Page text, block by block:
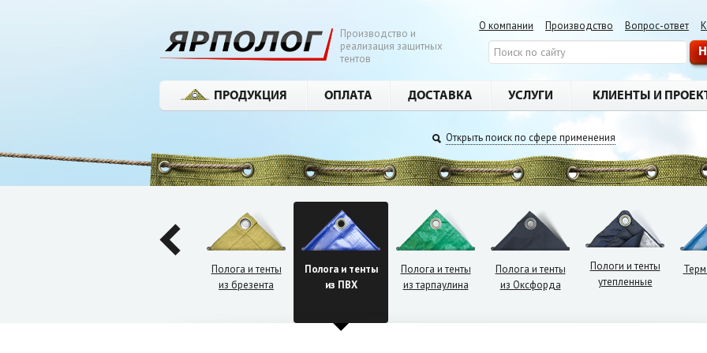
Производство и
реализация защитных
тентов
О компании Производство Вопрос-ответ
ПРОДУКЦИЯ ОПЛАТА ДОСТАВКА УСЛУГИ КЛИЕНТЫ И
Открыть поиск по сфере применения
Я ищу тенты для
Полога и тенты
из брезента
Полога и тенты
из ПВХ
Полога и тенты
из тарпаулина
Полога и тенты
из Оксфорда
Пологи и тенты
утепленные